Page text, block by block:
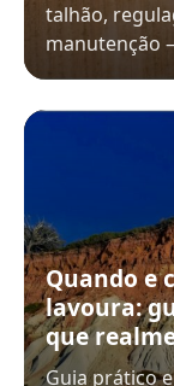
talhão,
manutenção
Quando e
lavoura:
que
Guia prático